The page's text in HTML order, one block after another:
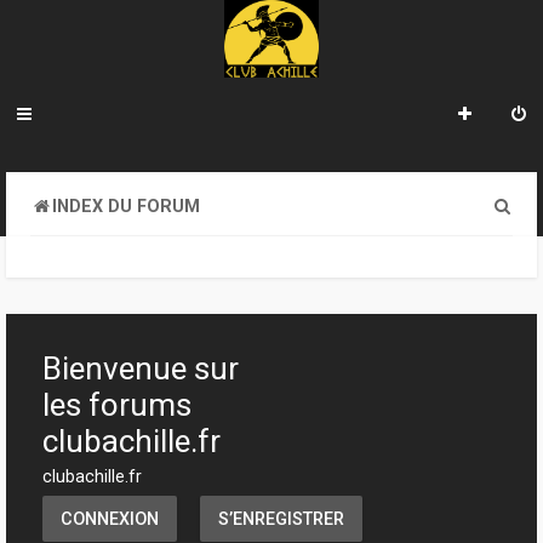
INDEX DU FORUM
h
Bienvenue sur
les forums
clubachille.fr
clubachille.fr
CONNEXION S’ENREGISTRER